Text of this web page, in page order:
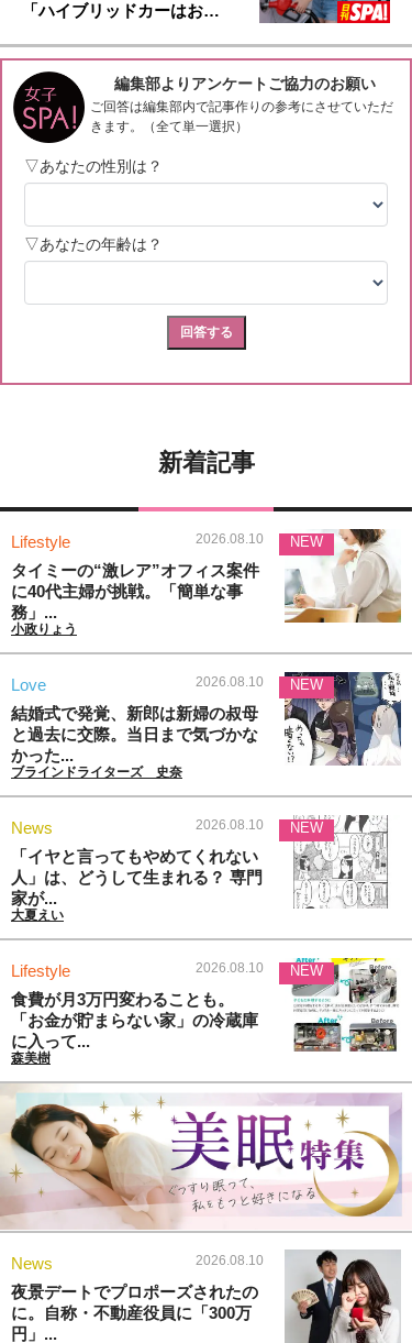
「ハイブリッドカーはお…
新着記事
Lifestyle 2026.08.10
タイミーの“激レア”オフィス案件
に40代主婦が挑戦。「簡単な事
務」...
小政りょう
NEW
Love 2026.08.10
結婚式で発覚、新郎は新婦の叔母
と過去に交際。当日まで気づかな
かった...
ブラインドライターズ 史奈
NEW
News 2026.08.10
「イヤと言ってもやめてくれない
人」は、どうして生まれる？ 専門
家が...
大夏えい
NEW
Lifestyle 2026.08.10
食費が月3万円変わることも。
「お金が貯まらない家」の冷蔵庫
に入って...
森美樹
NEW
News 2026.08.10
夜景デートでプロポーズされたの
に。自称・不動産役員に「300万
円」...